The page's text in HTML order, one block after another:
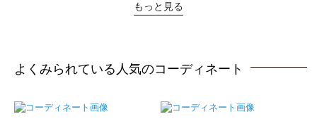
もっと見る
よくみられている人気のコーディネート